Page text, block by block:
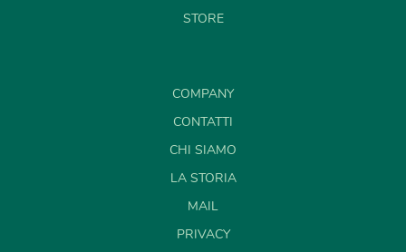
STORE
COMPANY
CONTATTI
CHI SIAMO
LA STORIA
MAIL
PRIVACY